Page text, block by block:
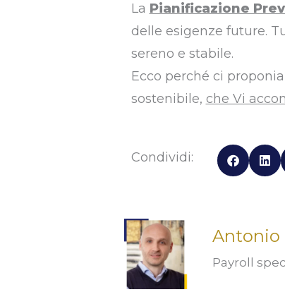
La Pianificazione
delle esigenze future.
sereno e stabile.
Ecco perché ci
sostenibile, che Vi
Condividi:
Antonio
Payroll